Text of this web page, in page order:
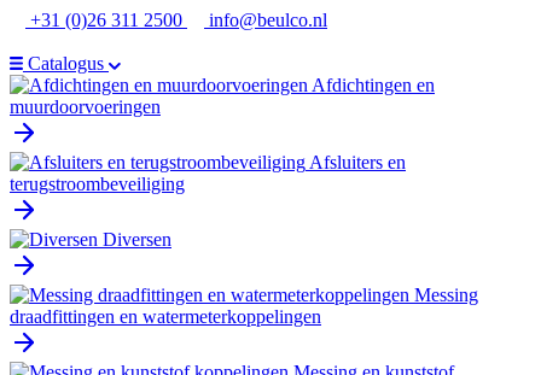
Ga
de
inhoud
+31 (0)26 311 2500 info@beulco.nl
Catalogus
Afdichtingen en
muurdoorvoeringen
Afsluiters en
terugstroombeveiliging
Diversen
Messing
draadfittingen en watermeterkoppelingen